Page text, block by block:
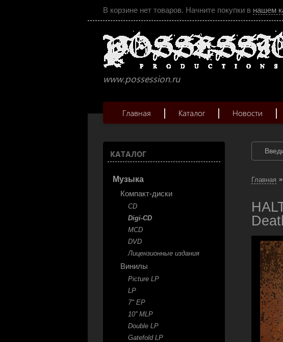
В корзине нет товаров. Начните покупки в нашем
www.possession.ru
Главная Каталог Новости
КАТАЛОГ
Музыка
Компакт-диски
CD
Digi-CD
MCD
DVD
Лицензионные издания
Винилы
Picture LP
LP
7" EP
10'' MLP
Double LP
Gatefold LP
Главная »